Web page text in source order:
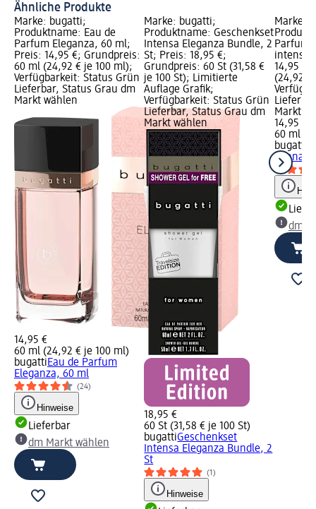
Ähnliche Produkte
Marke: bugatti;
Produktname: Eau de
Parfum Eleganza, 60 ml;
Preis: 14,95 €; Grundpreis:
60 ml (24,92 € je 100 ml);
Verfügbarkeit: Status Grün
Lieferbar, Status Grau dm
Markt wählen
14,95 €
60 ml (24,92 € je 100 ml)
bugattiEau de Parfum
Eleganza, 60 ml
(24)
Hinweise
Lieferbar
dm Markt wählen
Marke: bugatti;
Produktname: Geschenkset
Intensa Eleganza Bundle, 2
St; Preis: 18,95 €;
Grundpreis: 60 St (31,58 €
je 100 St); Limitierte
Auflage Grafik;
Verfügbarkeit: Status Grün
Lieferbar, Status Grau dm
Markt wählen
18,95 €
60 St (31,58 € je 100 St)
bugattiGeschenkset
Intensa Eleganza Bundle, 2
St
(1)
Hinweise
Marke:
Parfum
intensa,
14,95 €;
(24,92 €
Markt
14,95 €
60 ml
bugatti
donna
dm